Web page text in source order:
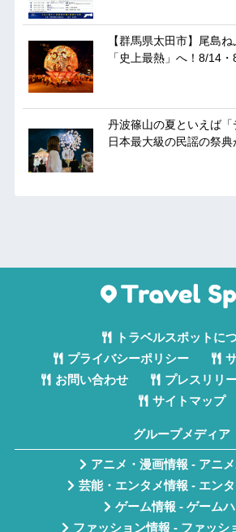
【群馬県太田市】尾島
「史上最熱」へ！8/14・
丹波篠山の夏といえば
日本最大級の民謡の祭
トラベルスポットに
プライバシーポリシー
お問い合わせ
プレスリリ
サイトマップ
グループメディア
アニメ・漫画情報 - アニ
芸能・エンタメ情報 - エン
ゲーム情報 - ゲーム
ファッション情報 - ファッシ